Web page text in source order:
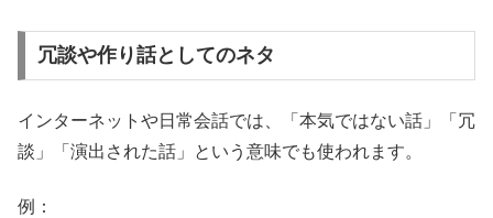
冗談や作り話としてのネタ
インターネットや日常会話では、「本気ではない話」「冗
談」「演出された話」という意味でも使われます。
例：